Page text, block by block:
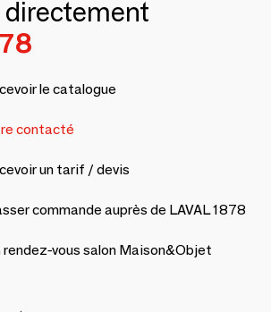
le catalogue
contacté
un tarif / devis
commande auprès de LAVAL 1878
rendez-vous salon Maison&Objet